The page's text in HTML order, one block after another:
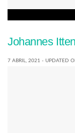
Johannes
7 ABRIL, 2021 - UPDATED